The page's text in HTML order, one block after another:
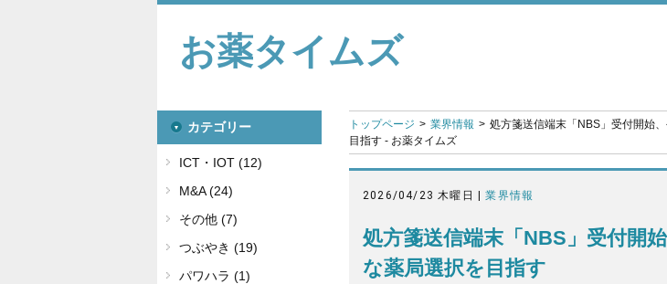
お薬タイムズ
トップページ 業界情報
処方箋送信端末「NBS」受付開始
目指す - お薬タイムズ
2026/04/23 木曜日 |業界情報
処方箋送信端末「NBS」受付開
な薬局選択を目指す
カテゴリー
ICT・IOT (12)
M&A (24)
その他 (7)
つぶやき (19)
パワハラ (1)